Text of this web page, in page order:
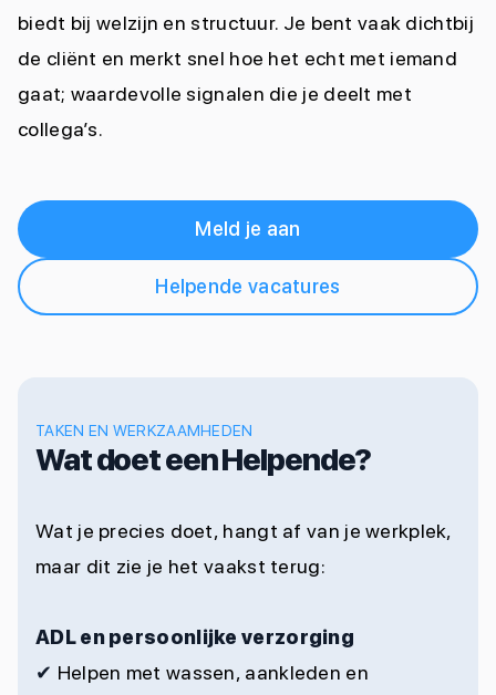
biedt bij welzijn en structuur. Je bent vaak dichtbij
de cliënt en merkt snel hoe het echt met iemand
gaat; waardevolle signalen die je deelt met
collega’s.
Meld je aan
Helpende vacatures
TAKEN EN WERKZAAMHEDEN
Wat doet een Helpende?
Wat je precies doet, hangt af van je werkplek,
maar dit zie je het vaakst terug:
ADL en persoonlijke verzorging
✔ Helpen met wassen, aankleden en